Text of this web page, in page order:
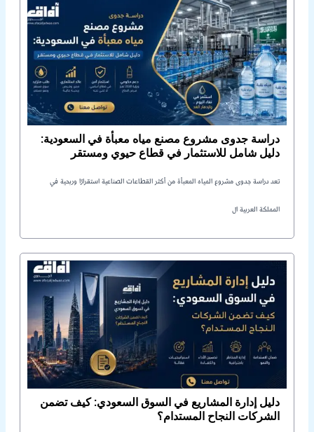
دراسة جدوى مشروع مصنع مياه معبأة في السعودية:
دليل شامل للاستثمار في قطاع حيوي ومستقر
تعد دراسة جدوى مشروع المياه المعبأة من أكثر القطاعات الصناعية استقرارًا وربحية في
المملكة العربية ال
دليل إدارة المشاريع في السوق السعودي: كيف تضمن
الشركات النجاح المستدام؟